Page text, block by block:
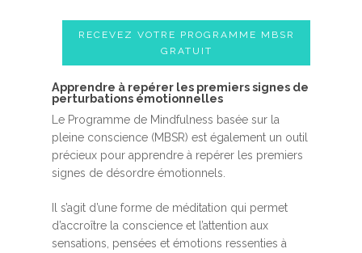
RECEVEZ VOTRE PROGRAMME MBSR
GRATUIT
A​pprendre à repérer les premiers signes de
perturbations émotionnelles
Le Programme de Mindfulness basée sur la
pleine conscience (MBSR) est également un outil
précieux pour apprendre à repérer les premiers
signes de désordre émotionnels.
Il s’agit d’une forme de méditation qui permet
d’accroître la conscience et l’attention aux
sensations, pensées et émotions ressenties à